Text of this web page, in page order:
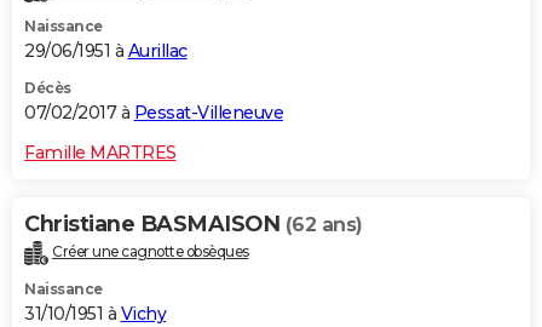
Naissance
29/06/1951 à Aurillac
Décès
07/02/2017 à Pessat-Villeneuve
Famille MARTRES
Christiane BASMAISON (62 ans)
Créer une cagnotte obsèques
Naissance
31/10/1951 à Vichy